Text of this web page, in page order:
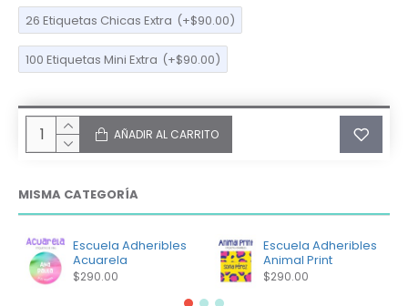
26 Etiquetas Chicas Extra (+$90.00)
100 Etiquetas Mini Extra (+$90.00)
AÑADIR AL CARRITO
MISMA CATEGORÍA
Escuela Adheribles
Acuarela
$290.00
Escuela Adheribles
Animal Print
$290.00